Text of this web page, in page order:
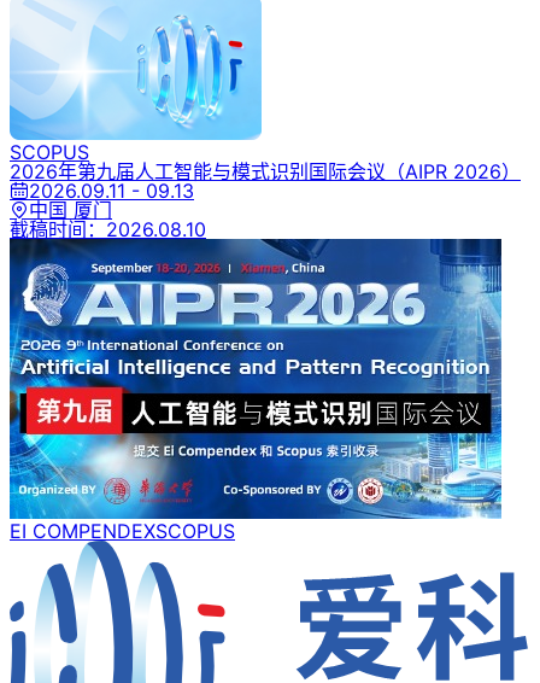
SCOPUS
2026年第九届人工智能与模式识别国际会议 （AIPR 2026）
2026.09.11 - 09.13
中国 厦门
截稿时间： 2026.08.10
EI COMPENDEXSCOPUS